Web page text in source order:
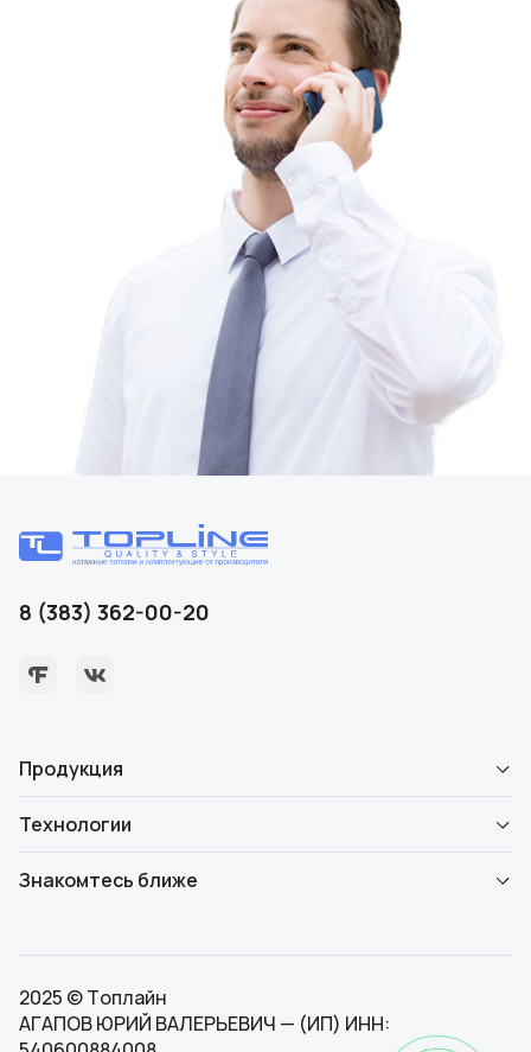
8 (383) 362-00-20
Продукция
Технологии
Знакомтесь ближе
2025 © Топлайн
АГАПОВ ЮРИЙ ВАЛЕРЬЕВИЧ — (ИП) ИНН: